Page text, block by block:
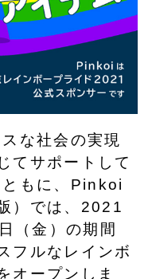
な社会の実現
てサポートして
ともに、Pinkoi
）では、2021
（金）の期間
フルなレインボ
オープンしま